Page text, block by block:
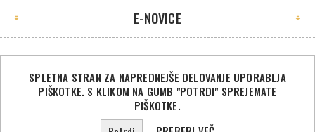
E-NOVICE
©2026 Sport Store. Vse pravice pridržane.
Powered by
SPLETNA STRAN ZA NAPREDNEJŠE DELOVANJE UPORABLJA
PIŠKOTKE. S KLIKOM NA GUMB "POTRDI" SPREJEMATE
PIŠKOTKE.